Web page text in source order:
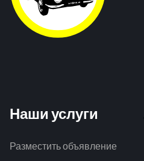
Наши услуги
Разместить объявление